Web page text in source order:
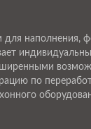
для наполнения,
по